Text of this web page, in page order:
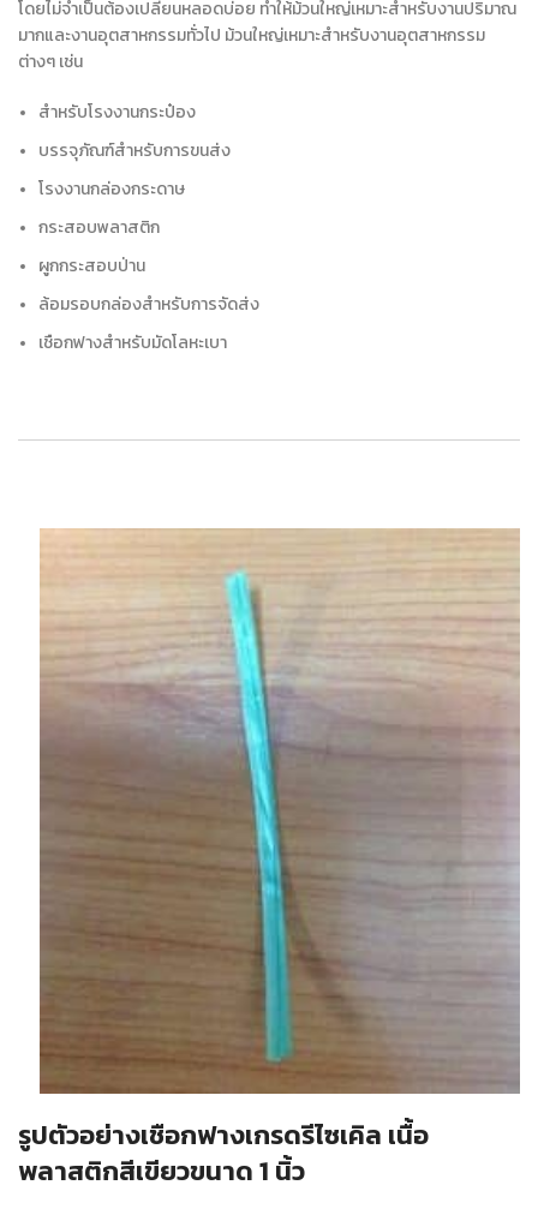
โดยไม่จำเป็นต้องเปลี่ยนหลอดบ่อย ทำให้ม้วนใหญ่เหมาะสำหรับงานปริมาณ
มากและงานอุตสาหกรรมทั่วไป ม้วนใหญ่เหมาะสำหรับงานอุตสาหกรรม
ต่างๆ เช่น
สำหรับโรงงานกระป๋อง
บรรจุภัณฑ์สำหรับการขนส่ง
โรงงานกล่องกระดาษ
กระสอบพลาสติก
ผูกกระสอบป่าน
ล้อมรอบกล่องสำหรับการจัดส่ง
เชือกฟางสำหรับมัดโลหะเบา
รูปตัวอย่างเชือกฟางเกรดรีไซเคิล เนื้อ
พลาสติกสีเขียวขนาด 1 นิ้ว